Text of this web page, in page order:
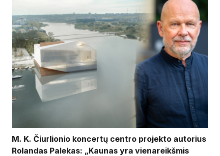
M. K. Čiurlionio koncertų centro projekto autorius
Rolandas Palekas: „Kaunas yra vienareikšmis